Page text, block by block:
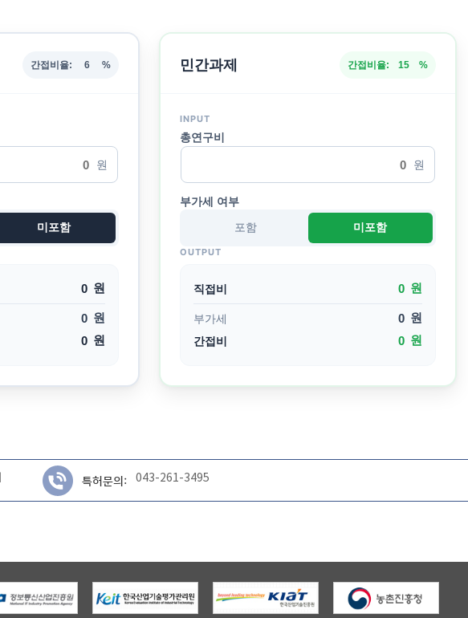
간접비율: %
원
미포함
원
원
원
민간과제 간접비율: %
INPUT
총연구비
원
부가세 여부
포함
미포함
OUTPUT
직접비 원
부가세 원
간접비 원
특허문의: 043-261-3495